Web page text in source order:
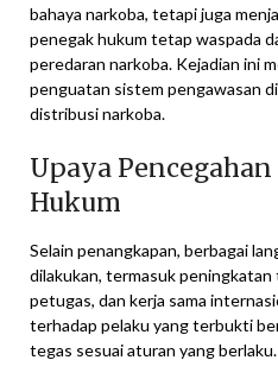
bahaya narkoba, tetapi juga
penegak hukum tetap waspada
peredaran narkoba. Kejadian ini
penguatan sistem pengawasan
distribusi narkoba.
Upaya
Hukum
Selain penangkapan, berbagai
dilakukan, termasuk
petugas, dan kerja sama
terhadap pelaku yang terbukti
tegas sesuai aturan yang berlaku.